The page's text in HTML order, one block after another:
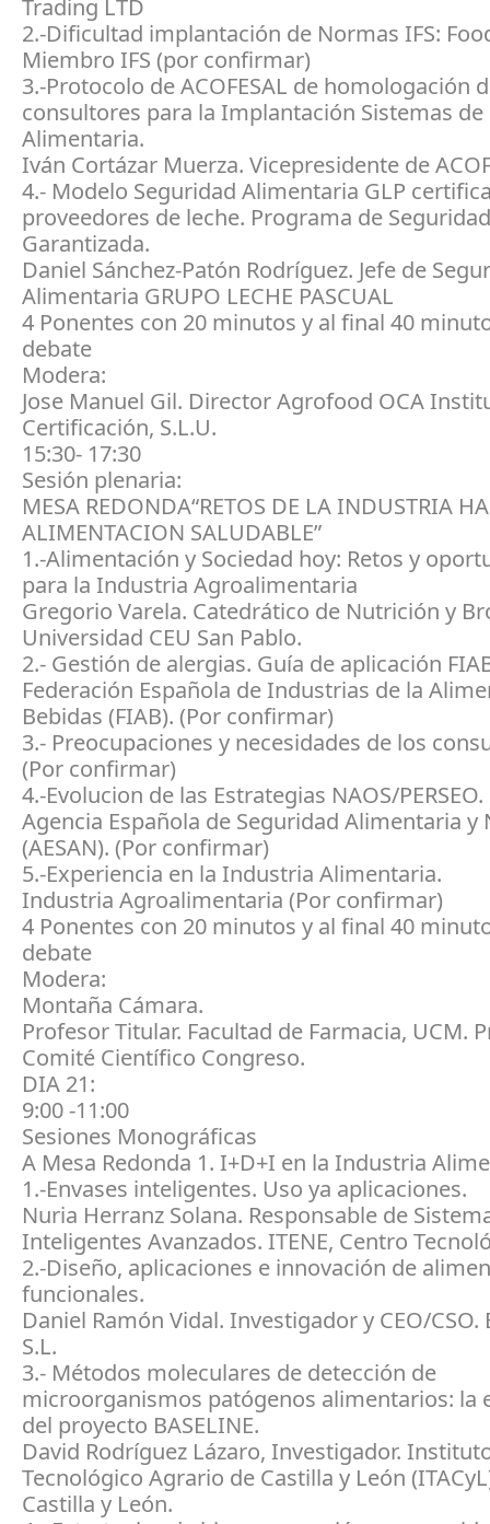
Trading LTD
2.-Dificultad implantación de Normas IFS:
Miembro IFS (por confirmar)
3.-Protocolo de ACOFESAL de homologación
consultores para la Implantación Sistemas de
Alimentaria.
Iván Cortázar Muerza. Vicepresidente de
4.- Modelo Seguridad Alimentaria GLP
proveedores de leche. Programa de Seguridad
Garantizada.
Daniel Sánchez-Patón Rodríguez. Jefe de
Alimentaria GRUPO LECHE PASCUAL
4 Ponentes con 20 minutos y al final 40
debate
Modera:
Jose Manuel Gil. Director Agrofood OCA
Certificación, S.L.U.
15:30- 17:30
Sesión plenaria:
MESA REDONDA“RETOS DE LA INDUSTRIA
ALIMENTACION SALUDABLE”
1.-Alimentación y Sociedad hoy: Retos y
para la Industria Agroalimentaria
Gregorio Varela. Catedrático de Nutrición y
Universidad CEU San Pablo.
2.- Gestión de alergias. Guía de aplicación
Federación Española de Industrias de la
Bebidas (FIAB). (Por confirmar)
3.- Preocupaciones y necesidades de los
(Por confirmar)
4.-Evolucion de las Estrategias NAOS/PERSEO.
Agencia Española de Seguridad Alimentaria y
(AESAN). (Por confirmar)
5.-Experiencia en la Industria Alimentaria.
Industria Agroalimentaria (Por confirmar)
4 Ponentes con 20 minutos y al final 40
debate
Modera:
Montaña Cámara.
Profesor Titular. Facultad de Farmacia, UCM.
Comité Científico Congreso.
DIA 21:
9:00 -11:00
Sesiones Monográficas
A Mesa Redonda 1. I+D+I en la Industria
1.-Envases inteligentes. Uso ya aplicaciones.
Nuria Herranz Solana. Responsable de
Inteligentes Avanzados. ITENE, Centro
2.-Diseño, aplicaciones e innovación de
funcionales.
Daniel Ramón Vidal. Investigador y CEO/CSO.
S.L.
3.- Métodos moleculares de detección de
microorganismos patógenos alimentarios: la
del proyecto BASELINE.
David Rodríguez Lázaro, Investigador.
Tecnológico Agrario de Castilla y León
Castilla y León.